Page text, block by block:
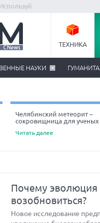
ТЕХНИКА
НАУКИ
Челябинский метеорит –
сокровищница для ученых
Читать далее
Почему эволюция
возобновиться?
Новое исследование